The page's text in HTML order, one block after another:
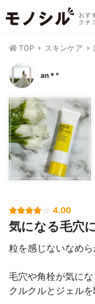
おす
クチ
TOP スキンケア
an＊°
4.00
気になる毛穴
粒を感じないなめ
毛穴や角栓が気に
クルクルとジェル